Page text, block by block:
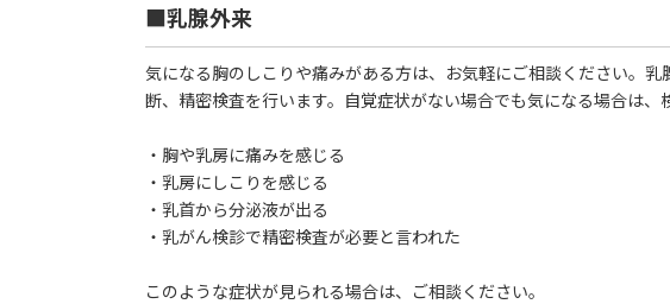
■乳腺外来
気になる胸のしこりや痛みがある方は、お気軽にご相談ください。
断、精密検査を行います。自覚症状がない場合でも気になる場合は、
・胸や乳房に痛みを感じる
・乳房にしこりを感じる
・乳首から分泌液が出る
・乳がん検診で精密検査が必要と言われた
このような症状が見られる場合は、ご相談ください。